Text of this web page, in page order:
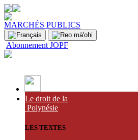
MARCHÉS PUBLICS
Abonnement JOPF
Le droit de la
Polynésie
LES TEXTES